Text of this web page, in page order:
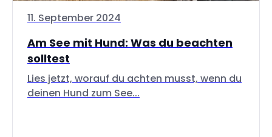
11. September 2024
Am See mit Hund: Was du beachten
solltest
Lies jetzt, worauf du achten musst, wenn du
deinen Hund zum See...